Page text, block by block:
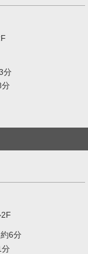
分
分
6分
分